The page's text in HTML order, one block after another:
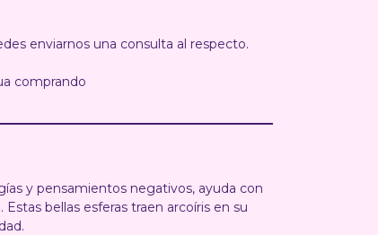
enviarnos una consulta al respecto.
comprando
y pensamientos negativos, ayuda con
bellas esferas traen arcoíris en su